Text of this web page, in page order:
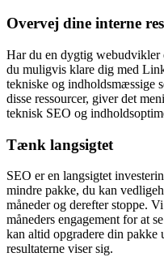
Overvej dine interne
Har du en dygtig webudvikler
du muligvis klare dig med
tekniske og indholdsmæssige
disse ressourcer, giver det
teknisk SEO og
Tænk langsigtet
SEO er en langsigtet
mindre pakke, du kan
måneder og derefter stoppe.
måneders engagement for at
kan altid opgradere din pakke
resultaterne viser sig.